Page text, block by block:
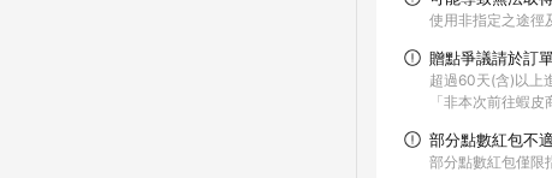
使用非指定之途徑
贈點爭議請於訂
超過60天(含)以上
「非本次前往蝦
部分點數紅包不
部分點數紅包僅限